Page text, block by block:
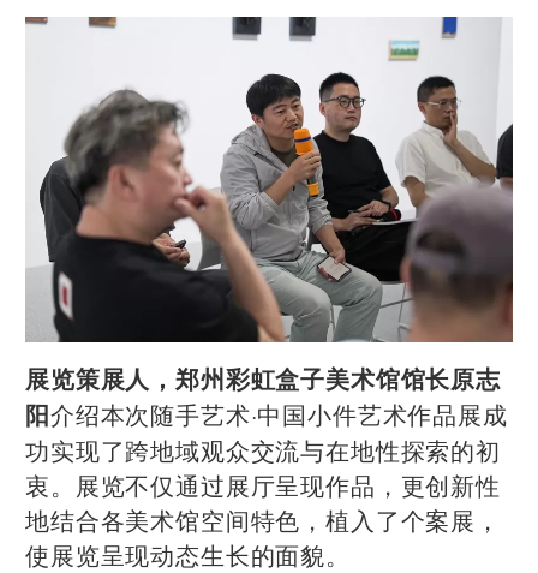
展览策展人，郑州彩虹盒子美术馆馆长原志
阳介绍本次随手艺术·中国小件艺术作品展成
功实现了跨地域观众交流与在地性探索的初
衷。展览不仅通过展厅呈现作品，更创新性
地结合各美术馆空间特色，植入了个案展，
使展览呈现动态生长的面貌。